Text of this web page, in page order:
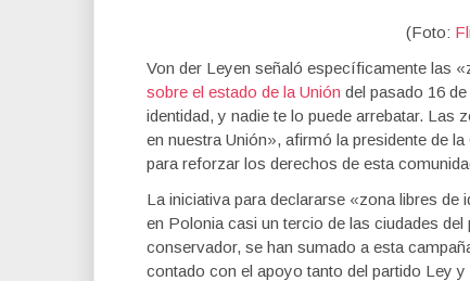
(Foto:
Von der Leyen señaló específicamente las
sobre el estado de la Unión del pasado 16
identidad, y nadie te lo puede arrebatar.
en nuestra Unión», afirmó la presidente de
para reforzar los derechos de esta
La iniciativa para declararse «zona libres
en Polonia casi un tercio de las ciudades
conservador, se han sumado a esta
contado con el apoyo tanto del partido Ley